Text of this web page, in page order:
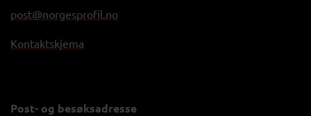
post@norgesprofil.no
Kontaktskjema
Post- og besøksadresse